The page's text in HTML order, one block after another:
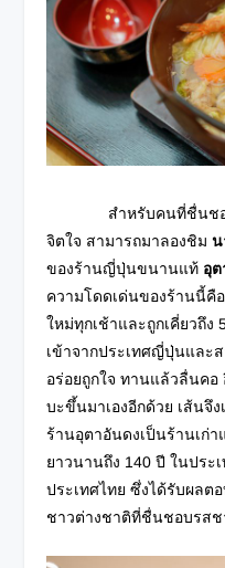
สำหรับคนที่ชื่นชอบท
จิตใจ สามารถมาลองชิม น
ของร้านญี่ปุ่นขนานแท้ อุ
ความโดดเด่นของร้านนี้
ใหม่ทุกเช้าและถูกเคี่ยวถึง
เข้าจากประเทศญี่ปุ่นและ
อร่อยถูกใจ ทานแล้วลื่นคอ
บะขึ้นมาเองอีกด้วย เส้นจึ
ร้านอุตาอันดงเป็นร้านเก่
ยาวนานถึง 140 ปีในประ
ประเทศไทย ซึ่งได้รับผลต
ชาวต่างชาติที่ชื่นชอบรส